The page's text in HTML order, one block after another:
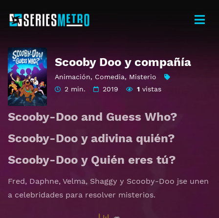
Scooby Doo y compañía
Animación, Comedia, Misterio
2 min.
2019 1 vistas
Scooby-Doo and Guess Who?
Scooby-Doo y adivina quién?
Scooby-Doo y Quién eres tú?
Fred, Daphne, Velma, Shaggy y Scooby-Doo jse unen
a celebridades para resolver misterios.